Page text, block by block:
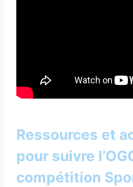
Ressources et
pour suivre
compétition